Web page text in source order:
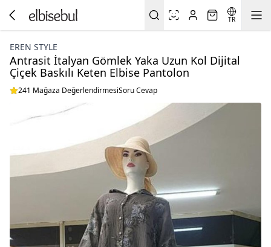
TR
EREN STYLE
Antrasit İtalyan Gömlek Yaka Uzun Kol Dijital
Çiçek Baskılı Keten Elbise Pantolon
241 Mağaza DeğerlendirmesiSoru Cevap